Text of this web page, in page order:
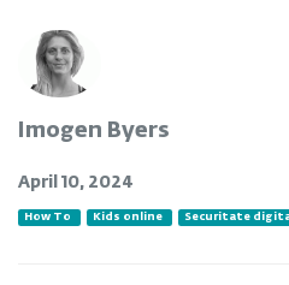
Imogen Byers
April 10, 2024
How To Kids online Securitate